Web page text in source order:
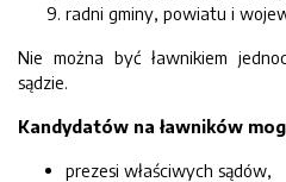
radni gminy, powiatu i
Nie można być ławnikiem
sądzie.
Kandydatów na ławników
prezesi właściwych sądów,